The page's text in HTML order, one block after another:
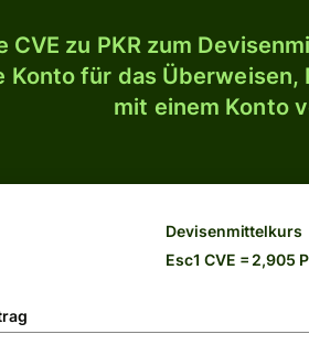
CVE zu PKR zum
Konto für das Überweisen,
mit einem Konto
Devisenmittelkurs
Esc1 CVE = 2,905